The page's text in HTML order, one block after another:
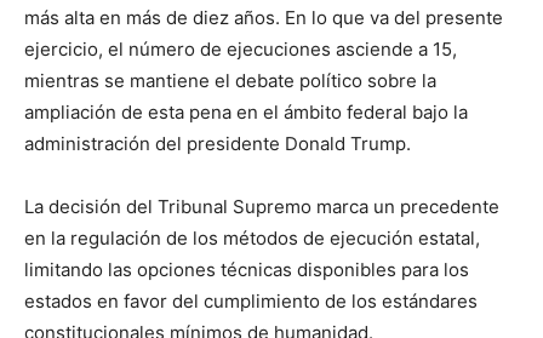
más alta en más de diez años. En lo que va del presente
ejercicio, el número de ejecuciones asciende a 15,
mientras se mantiene el debate político sobre la
ampliación de esta pena en el ámbito federal bajo la
administración del presidente Donald Trump.
La decisión del Tribunal Supremo marca un precedente
en la regulación de los métodos de ejecución estatal,
limitando las opciones técnicas disponibles para los
estados en favor del cumplimiento de los estándares
constitucionales mínimos de humanidad.